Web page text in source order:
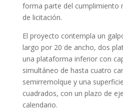
forma parte del cumplimiento
de licitación.
El proyecto contempla un
largo por 20 de ancho, dos
una plataforma inferior con
simultáneo de hasta cuatro
semirremolque y una
cuadrados, con un plazo de
calendario.